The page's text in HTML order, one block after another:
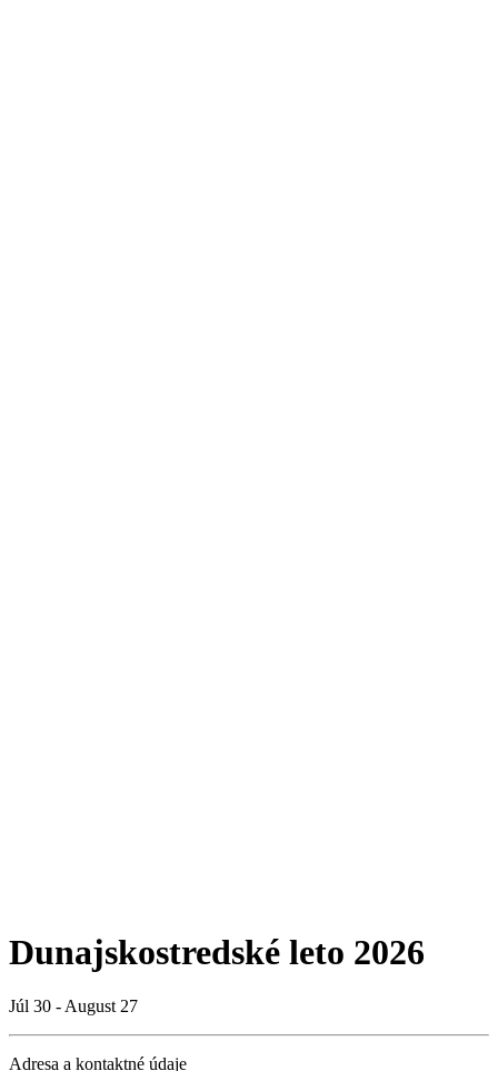
Dunajskostredské leto 2026
Júl 30 - August 27
Adresa a kontaktné údaje